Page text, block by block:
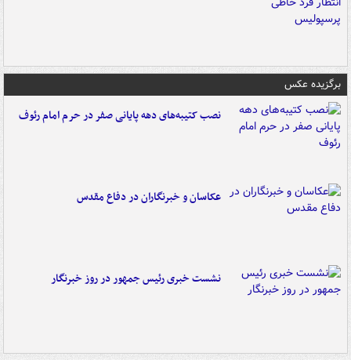
برگزیده عکس
نصب کتیبه‌های دهه پایانی صفر در حرم امام رئوف
عکاسان و خبرنگاران در دفاع مقدس
نشست خبری رئیس جمهور در روز خبرنگار